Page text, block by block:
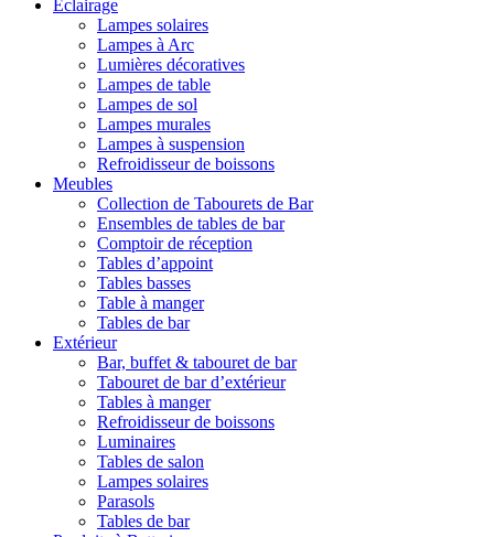
Éclairage
Lampes solaires
Lampes à Arc
Lumières décoratives
Lampes de table
Lampes de sol
Lampes murales
Lampes à suspension
Refroidisseur de boissons
Meubles
Collection de Tabourets de Bar
Ensembles de tables de bar
Comptoir de réception
Tables d’appoint
Tables basses
Table à manger
Tables de bar
Extérieur
Bar, buffet & tabouret de bar
Tabouret de bar d’extérieur
Tables à manger
Refroidisseur de boissons
Luminaires
Tables de salon
Lampes solaires
Parasols
Tables de bar